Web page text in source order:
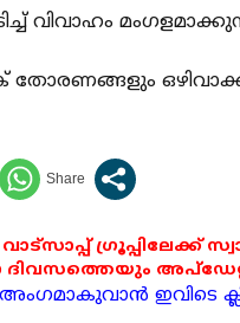
വിവാഹം
തോരണങ്ങളും
ഗ്രൂപ്പിലേക്ക്
അംഗമാകുവാൻ ഇവിടെ